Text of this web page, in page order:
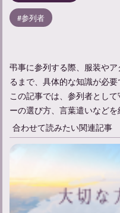
参列者
弔事に参列する際、服装や
るまで、具体的な知識が必要
この記事では、参列者とし
ーの選び方、言葉遣いなどを
合わせて読みたい関連記事